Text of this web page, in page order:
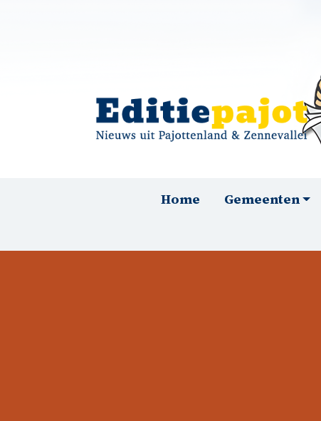
HoofdnavigatieHome Gemeenten